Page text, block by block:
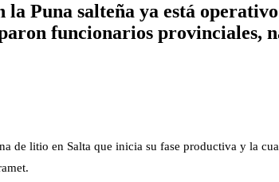
Puna salteña ya está
funcionarios provinciales,
de litio en Salta que inicia su fase productiva y la